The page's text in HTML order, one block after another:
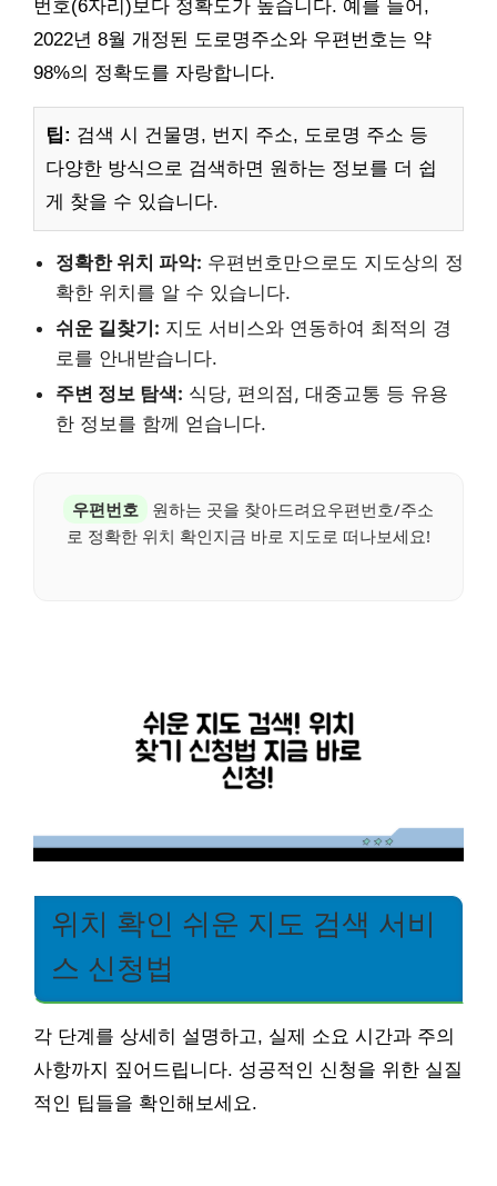
번호(6자리)보다 정확도가 높습니다. 예를 들어,
2022년 8월 개정된 도로명주소와 우편번호는 약
98%의 정확도를 자랑합니다.
팁: 검색 시 건물명, 번지 주소, 도로명 주소 등
다양한 방식으로 검색하면 원하는 정보를 더 쉽
게 찾을 수 있습니다.
정확한 위치 파악: 우편번호만으로도 지도상의 정
확한 위치를 알 수 있습니다.
쉬운 길찾기: 지도 서비스와 연동하여 최적의 경
로를 안내받습니다.
주변 정보 탐색: 식당, 편의점, 대중교통 등 유용
한 정보를 함께 얻습니다.
우편번호
원하는 곳을 찾아드려요우편번호/주소
로 정확한 위치 확인지금 바로 지도로 떠나보세요!
위치 확인 쉬운 지도 검색 서비
스 신청법
각 단계를 상세히 설명하고, 실제 소요 시간과 주의
사항까지 짚어드립니다. 성공적인 신청을 위한 실질
적인 팁들을 확인해보세요.